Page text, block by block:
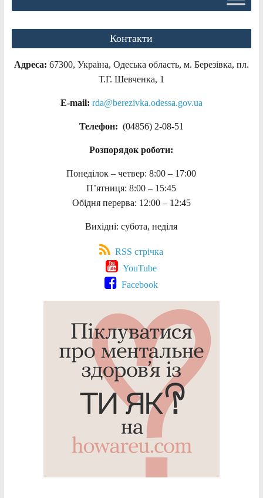
Контакти
Адреса: 67300, Україна, Одеська область, м. Березівка, пл.
Т.Г. Шевченка, 1
E-mail: rda@berezivka.odessa.gov.ua
Телефон: (04856) 2-08-51
Розпорядок роботи:
Понеділок – четвер: 8:00 – 17:00
П’ятниця: 8:00 – 15:45
Обідня перерва: 12:00 – 12:45
Вихідні: субота, неділя
RSS стрічка
YouTube
Facebook